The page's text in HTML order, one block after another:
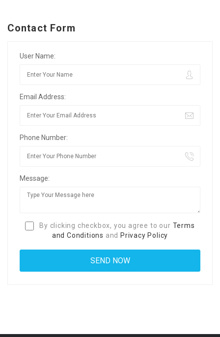
Contact Form
User Name:
Email Address:
Phone Number:
Message:
By clicking checkbox, you agree to our Terms
and Conditions and Privacy Policy